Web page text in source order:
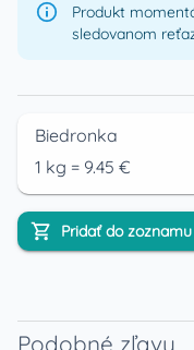
Produkt
sledovanom
Biedronka
1 kg = 9.45 €
Pridať do zoznamu
Podobné zľavy